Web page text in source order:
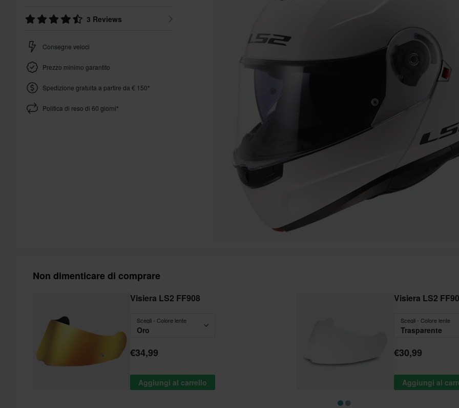
3 Reviews
Consegne veloci
Prezzo minimo garantito
Spedizione gratuita a partire da € 150*
Politica di reso di 60 giorni*
Non dimenticare di comprare
Visiera LS2 FF908
Scegli - Colore lente
Oro
€34,99
Aggiungi al carrello
Visiera LS2
Scegli - Colore lente
Trasparente
€30,99
Aggiungi al